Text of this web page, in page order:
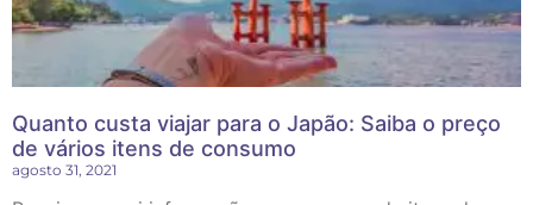
Quanto custa viajar para o Japão: Saiba o preço
de vários itens de consumo
agosto 31, 2021